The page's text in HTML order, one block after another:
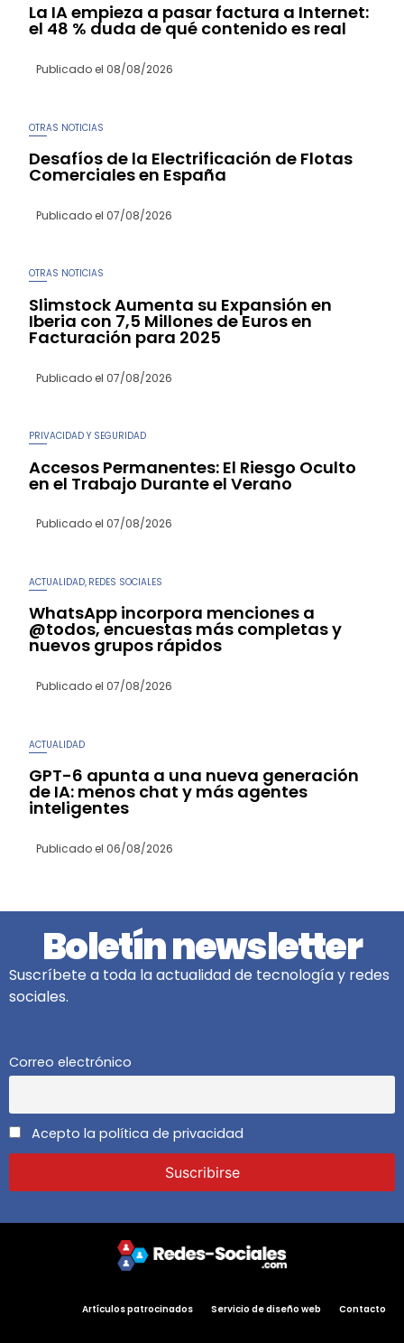
La IA empieza a pasar factura a Internet:
el 48 % duda de qué contenido es real
Publicado el 08/08/2026
OTRAS NOTICIAS
Desafíos de la Electrificación de Flotas
Comerciales en España
Publicado el 07/08/2026
OTRAS NOTICIAS
Slimstock Aumenta su Expansión en
Iberia con 7,5 Millones de Euros en
Facturación para 2025
Publicado el 07/08/2026
PRIVACIDAD Y SEGURIDAD
Accesos Permanentes: El Riesgo Oculto
en el Trabajo Durante el Verano
Publicado el 07/08/2026
ACTUALIDAD REDES SOCIALES
WhatsApp incorpora menciones a
@todos, encuestas más completas y
nuevos grupos rápidos
Publicado el 07/08/2026
ACTUALIDAD
GPT-6 apunta a una nueva generación
de IA: menos chat y más agentes
inteligentes
Publicado el 06/08/2026
Boletín newsletter
Suscríbete a toda la actualidad de tecnología y redes
sociales.
Correo electrónico
Acepto la política de privacidad
Artículos patrocinados Servicio de diseño web Contacto